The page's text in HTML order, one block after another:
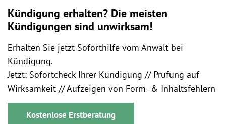
Kündigung erhalten? Die meisten
Kündigungen sind unwirksam!
Erhalten Sie jetzt Soforthilfe vom Anwalt bei
Kündigung.
Jetzt: Sofortcheck Ihrer Kündigung // Prüfung auf
Wirksamkeit // Aufzeigen von Form- & Inhaltsfehlern
Kostenlose Erstberatung